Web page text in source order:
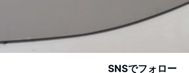
SNSでフォロー